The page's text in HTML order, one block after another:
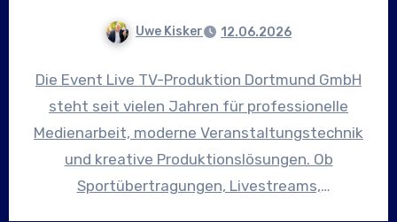
Uwe Kisker 12.06.2026
Die Event Live TV-Produktion Dortmund GmbH
steht seit vielen Jahren für professionelle
Medienarbeit, moderne Veranstaltungstechnik
und kreative Produktionslösungen. Ob
Sportübertragungen, Livestreams,